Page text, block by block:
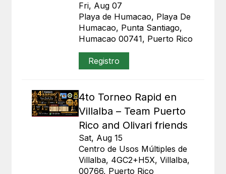
Fri, Aug 07
Playa de Humacao, Playa De
Humacao, Punta Santiago,
Humacao 00741, Puerto Rico
Registro
4to Torneo Rapid en
Villalba – Team Puerto
Rico and Olivari friends
Sat, Aug 15
Centro de Usos Múltiples de
Villalba, 4GC2+H5X, Villalba,
00766, Puerto Rico